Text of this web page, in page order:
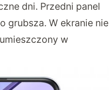
dni. Przedni panel
grubsza. W ekranie nie
w